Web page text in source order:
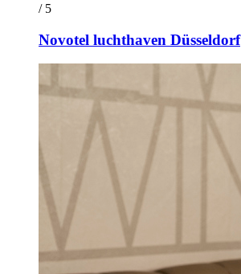
/ 5
Novotel luchthaven Düsseldorf